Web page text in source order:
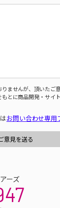
ませんが、頂いたご
とに商品開発・サイ
お問い合わせ専用
ーズ